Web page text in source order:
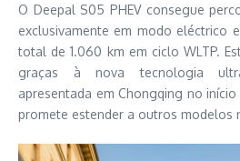
O Deepal S05 PHEV consegue
exclusivamente em modo eléctrico
total de 1.060 km em ciclo WLTP.
graças à nova tecnologia
apresentada em Chongqing no
promete estender a outros modelos